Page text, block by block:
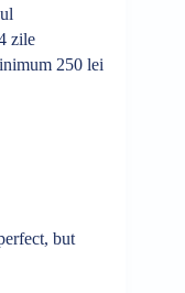
zile
250 lei
but